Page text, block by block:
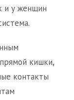
и у женщин
кишки,
контакты